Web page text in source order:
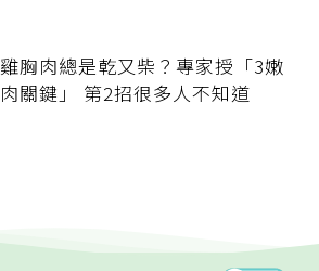
雞胸肉總是乾又柴？專家授「3嫩
肉關鍵」 第2招很多人不知道